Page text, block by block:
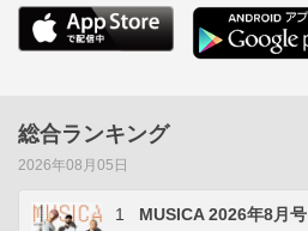
総合ランキング
2026年08月05日
1 MUSICA 2026年8月号